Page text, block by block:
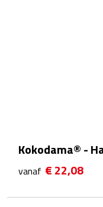
Glazen & karaffen
Dubbelwandige glazen
Kokodama® -
vanaf € 22,08